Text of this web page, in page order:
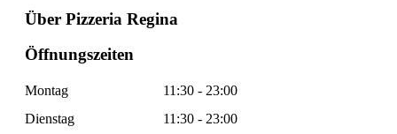
Über Pizzeria Regina
Öffnungszeiten
Montag
11:30 - 23:00
Dienstag
11:30 - 23:00